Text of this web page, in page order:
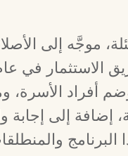
موجَّه إلى
أفراد الأسرة،
إضافة إلى